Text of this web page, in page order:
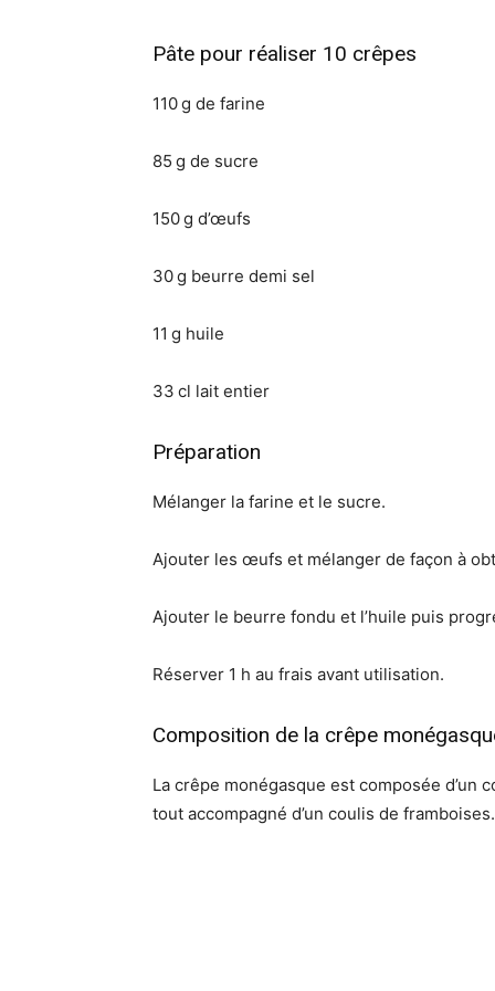
Pâte pour réaliser 10 crêpes
110 g de farine
85 g de sucre
150 g d’œufs
30 g beurre demi sel
11 g huile
33 cl lait entier
Préparation
Mélanger la farine et le sucre.
Ajouter les œufs et mélanger de façon à
Ajouter le beurre fondu et l’huile puis
Réserver 1 h au frais avant utilisation.
Composition de la crêpe
La crêpe monégasque est composée d’un
tout accompagné d’un coulis de framboises.